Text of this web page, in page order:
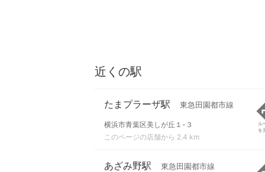
近くの駅
たまプラーザ駅 東急田園都市線
横浜市青葉区美しが丘１-３
このページの店舗から 2.4 km
ル
を
あざみ野駅 東急田園都市線